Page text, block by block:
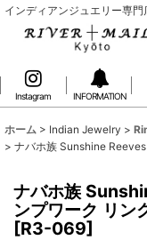
インディアンジュエリー専門
Instagram INFORMATION
ホーム > Indian Jewelry >
> ナバホ族 Sunshine
ナバホ族
ンプワーク リン
[R3-069]